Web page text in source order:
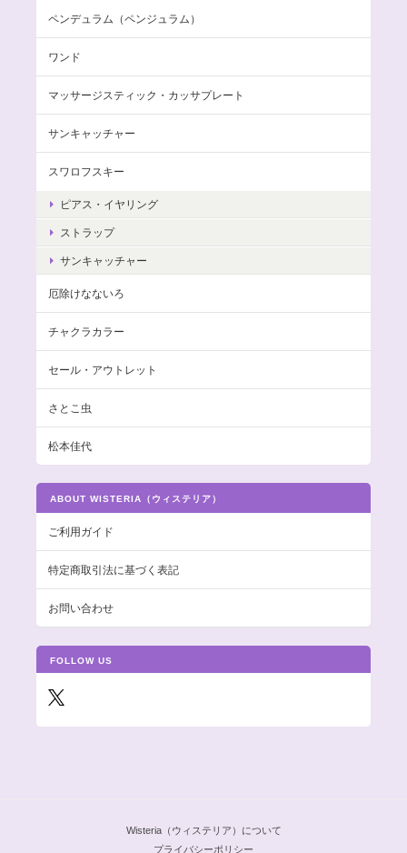
ペンデュラム（ペンジュラム）
ワンド
マッサージスティック・カッサプレート
サンキャッチャー
スワロフスキー
ピアス・イヤリング
ストラップ
サンキャッチャー
厄除けなないろ
チャクラカラー
セール・アウトレット
さとこ虫
松本佳代
ABOUT WISTERIA（ウィステリア）
ご利用ガイド
特定商取引法に基づく表記
お問い合わせ
FOLLOW US
Wisteria（ウィステリア）について
プライバシーポリシー